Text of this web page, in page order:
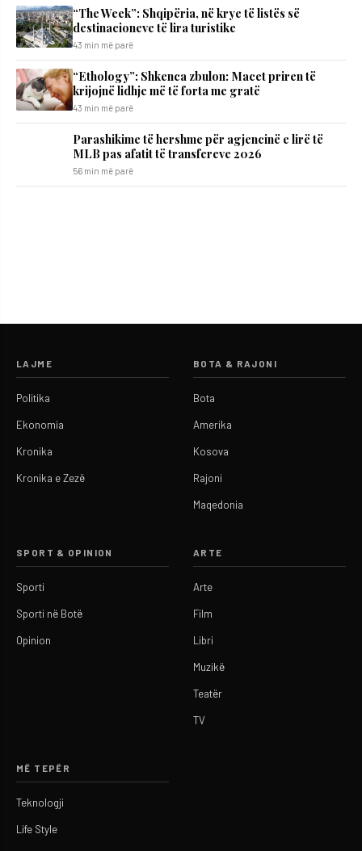
“The Week”: Shqipëria, në krye të listës së
destinacioneve të lira turistike
43 min më parë
“Ethology”: Shkenca zbulon: Macet priren të
krijojnë lidhje më të forta me gratë
43 min më parë
Parashikime të hershme për agjencinë e lirë të
MLB pas afatit të transfereve 2026
56 min më parë
LAJME
Politika
Ekonomia
Kronika
Kronika e Zezë
BOTA & RAJONI
Bota
Amerika
Kosova
Rajoni
Maqedonia
SPORT & OPINION
Sporti
Sporti në Botë
Opinion
ARTE
Arte
Film
Libri
Muzikë
Teatër
TV
MË TEPËR
Teknologji
Life Style